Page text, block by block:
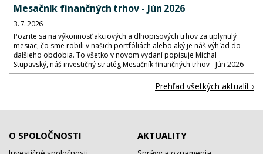
Mesačník finančných trhov - Jún 2026
3. 7. 2026
Pozrite sa na výkonnosť akciových a dlhopisových trhov za uplynulý
mesiac, čo sme robili v našich portfóliách alebo aký je náš výhľad do
ďalšieho obdobia. To všetko v novom vydaní popisuje Michal
Stupavský, náš investičný stratég.Mesačník finančných trhov - Jún 2026
Prehľad všetkých aktualít ›
O SPOLOČNOSTI AKTUALITY